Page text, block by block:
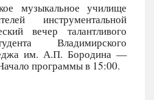
музыкальное училище
инструментальной
вечер талантливого
Владимирского
им. А.П. Бородина —
программы в 15:00.